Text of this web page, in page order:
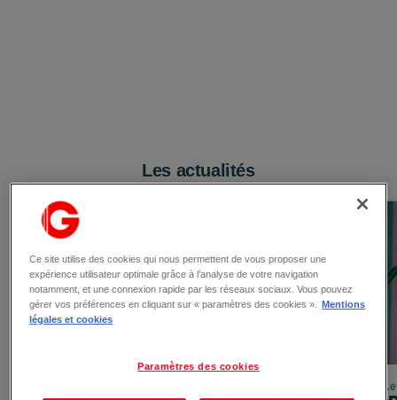
Les actualités
Ce site utilise des cookies qui nous permettent de vous proposer une
expérience utilisateur optimale grâce à l’analyse de votre navigation
notamment, et une connexion rapide par les réseaux sociaux. Vous pouvez
gérer vos préférences en cliquant sur « paramètres des cookies ».
Mentions
légales et cookies
Paramètres des cookies